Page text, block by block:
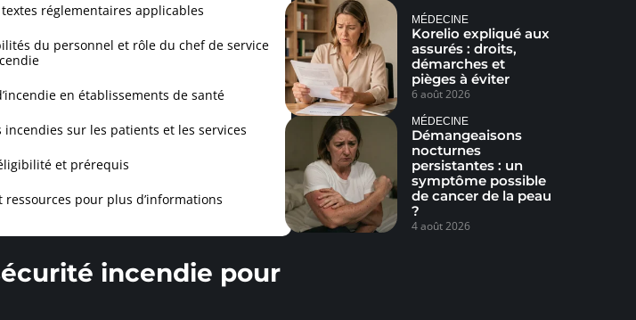
réglementaires applicables
du personnel et rôle du chef de service
en établissements de santé
incendies sur les patients et les services
et prérequis
ressources pour plus d’informations
incendie pour
MÉDECINE
Korelio expliqué aux
assurés : droits,
démarches et
pièges à éviter
6 août 2026
MÉDECINE
Démangeaisons
nocturnes
persistantes : un
symptôme possible
de cancer de la peau
?
4 août 2026